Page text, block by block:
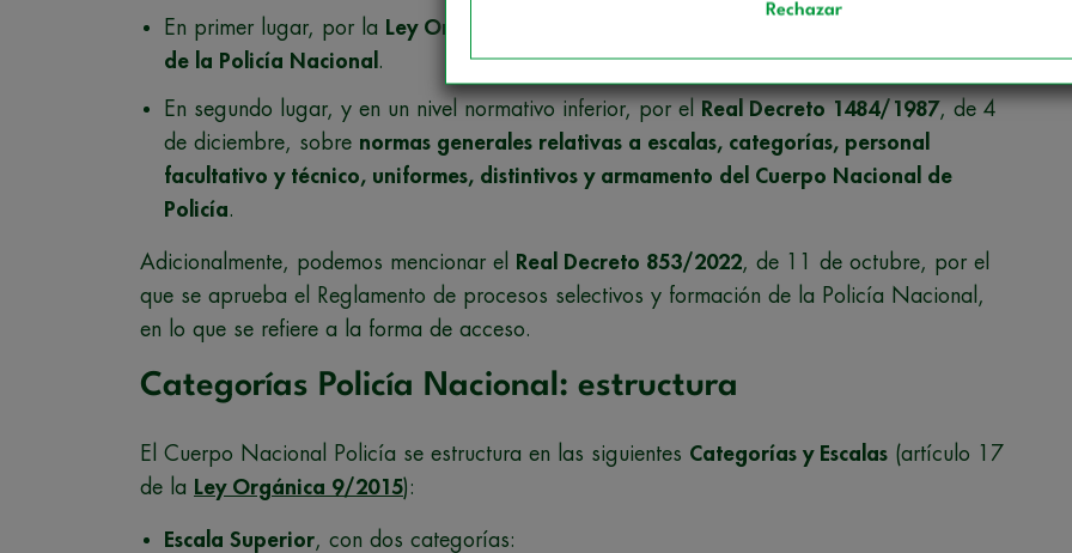
En primer lugar, por la Ley Orgánica 9/2015
de la Policía Nacional .
En segundo lugar, y en un nivel normativo inferior, por el Real Decreto 1484/1987, de 4
de diciembre, sobre normas generales relativas a escalas, categorías, personal
facultativo y técnico, uniformes, distintivos y armamento del Cuerpo Nacional de
Policía.
Adicionalmente, podemos mencionar el Real Decreto 853/2022, de 11 de octubre, por el
que se aprueba el Reglamento de procesos selectivos y formación de la Policía Nacional,
en lo que se refiere a la forma de acceso.
Categorías Policía Nacional: estructura
El Cuerpo Nacional Policía se estructura en las siguientes Categorías y Escalas (artículo 17
de la Ley Orgánica 9/2015):
Escala Superior, con dos categorías:
Rechazar